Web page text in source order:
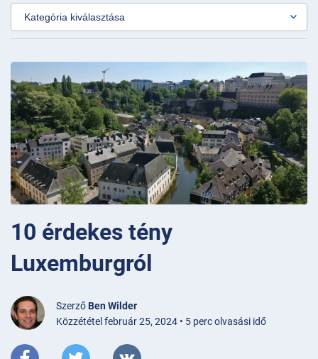
10 érdekes tény
Luxemburgról
Szerző Ben Wilder
Közzététel február 25, 2024 • 5 perc olvasási idő